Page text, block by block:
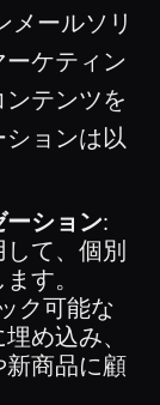
メールソリ
ケティン
テンツを
ョンは以
ション:
て、個別
す。
ク可能な
め込み、
商品に顧